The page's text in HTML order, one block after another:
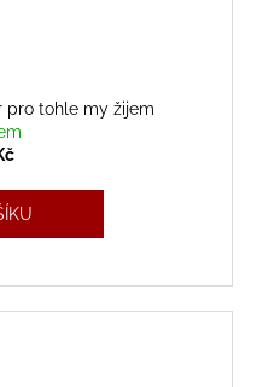
pro tohle my žijem